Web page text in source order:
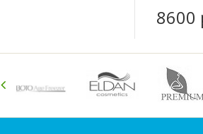
8600